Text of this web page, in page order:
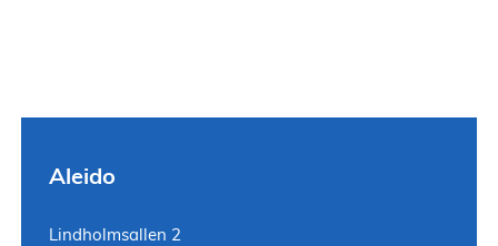
Aleido
Lindholmsallen 2